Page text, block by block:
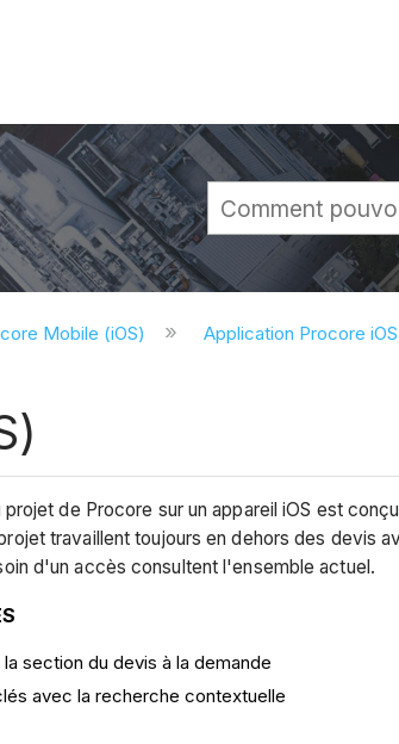
la hiérarchie globale
Mobile (iOS) Application Procore
de Procore sur un appareil iOS est
travaillent toujours en dehors des devis
d'un accès consultent l'ensemble actuel.
section du devis à la demande
avec la recherche contextuelle